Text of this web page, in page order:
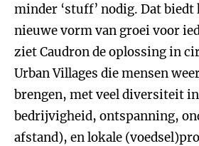
minder ‘stuff’ nodig. Dat biedt
nieuwe vorm van groei voor
ziet Caudron de oplossing in
Urban Villages die mensen
brengen, met veel diversiteit
bedrijvigheid, ontspanning,
afstand), en lokale